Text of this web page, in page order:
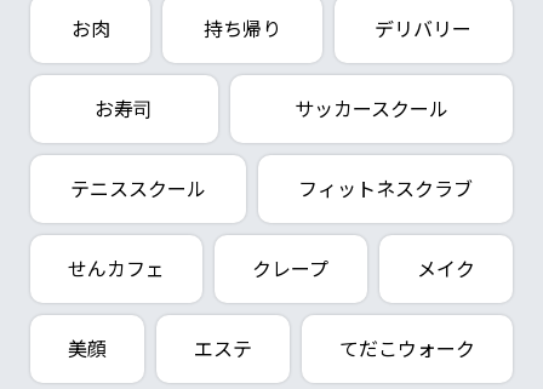
お肉 持ち帰り デリバリー
お寿司 サッカースクール
テニススクール フィットネスクラブ
せんカフェ クレープ メイク
美顔 エステ てだこウォーク